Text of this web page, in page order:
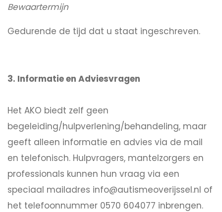
Bewaartermijn
Gedurende de tijd dat u staat ingeschreven.
3. Informatie en Adviesvragen
Het AKO biedt zelf geen
begeleiding/hulpverlening/behandeling, maar
geeft alleen informatie en advies via de mail
en telefonisch. Hulpvragers, mantelzorgers en
professionals kunnen hun vraag via een
speciaal mailadres info@autismeoverijssel.nl of
het telefoonnummer 0570 604077 inbrengen.